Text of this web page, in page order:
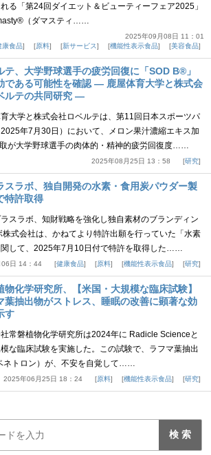
る「第24回ダイエット＆ビューティーフェア2025」
（ダマスティ……
2025年09月08日 11：01
康食品
原料 新サービス 機能性表示食品 美容食品
テ、大学野球選手の疲労回復に「SOD B®」
である可能性を確認 ― 鹿屋体育大学と株式会
ルテの共同研究 ―
育大学と株式会社ロベルテは、第11回日本スポーツパ
年7月30日）において、メロン果汁濃縮エキス加
が大学野球選手の肉体的・精神的疲労回復度……
2025年08月25日 13：58 研究
スラボ、独自開発の水素・食用炭パウダー製
特許取得
スラボ、知財戦略を強化し独自素材のブランディン
式会社は、かねてより特許出願を行っていた「水素
して、2025年7月10日付で特許を取得した……
日 14：44 健康食品 原料 機能性表示食品 研究
物化学研究所、【米国・大規模な臨床試験】
葉抽出物がストレス、睡眠の改善に顕著な効
す
常磐植物化学研究所は2024年に Radicle Scienceと
な臨床試験を実施した。この試験で、ラフマ葉抽出
トロン）が、不安を自覚して……
2025年06月25日 18：24 原料 機能性表示食品 研究